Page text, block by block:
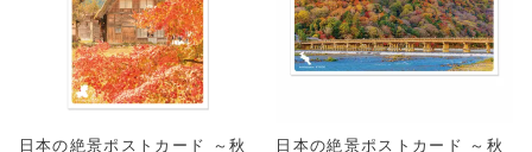
日本の絶景ポストカード ～秋
日本の絶景ポストカード ～秋